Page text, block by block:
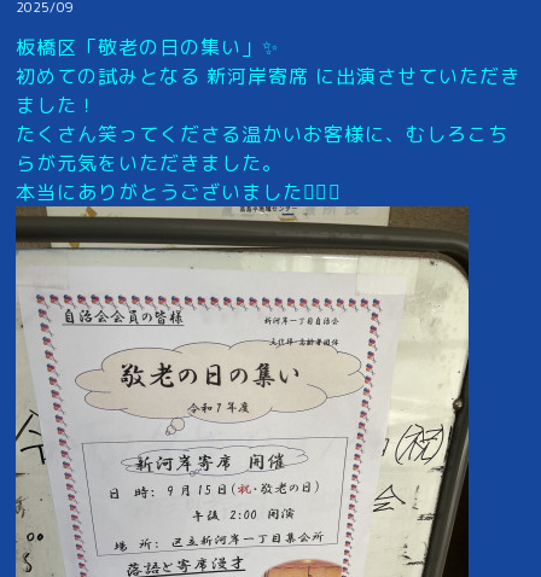
2025/09
板橋区「敬老の日の集い」✨
初めての試みとなる 新河岸寄席 に出演させていただき
ました！
たくさん笑ってくださる温かいお客様に、むしろこち
らが元気をいただきました。
本当にありがとうございました🙇‍♂️✨